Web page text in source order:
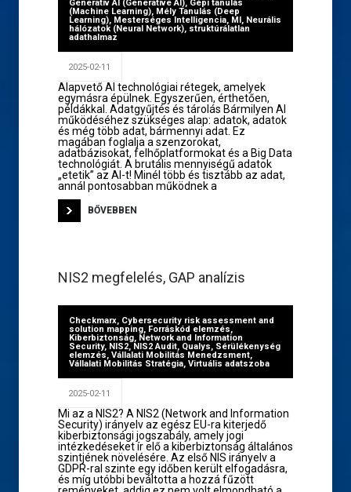
Generatív AI (Generative AI), Gépi tanulás
(Machine Learning), Mély Tanulás (Deep
Learning), Mesterséges Intelligencia, MI, Neurális
hálózatok (Neural Network), struktúrálatlan
adathalmaz
2025-02-11
Alapvető AI technológiai rétegek, amelyek
egymásra épülnek. Egyszerűen, érthetően,
példákkal. Adatgyűjtés és tárolás Bármilyen AI
működéséhez szükséges alap: adatok, adatok
és még több adat, bármennyi adat. Ez
magában foglalja a szenzorokat,
adatbázisokat, felhőplatformokat és a Big Data
technológiát. A brutális mennyiségű adatok
„etetik” az AI-t! Minél több és tisztább az adat,
annál pontosabban működnek a
BŐVEBBEN
NIS2 megfelelés, GAP analízis
Checkmarx, Cybersecurity risk assessment and
solution mapping, Forráskód elemzés,
Kiberbiztonság, Network and Information
Security, NIS2, NIS2 Audit, Qualys, Sérülékenység
elemzés, Vállalati Mobilitás Menedzsment,
Vállalati Mobilitás Stratégia, Virtuális adatszoba
2025-02-11
Mi az a NIS2? A NIS2 (Network and Information
Security) irányelv az egész EU-ra kiterjedő
kiberbiztonsági jogszabály, amely jogi
intézkedéseket ír elő a kiberbiztonság általános
szintjének növelésére. Az első NIS irányelv a
GDPR-ral szinte egy időben került elfogadásra,
és míg utóbbi beváltotta a hozzá fűzött